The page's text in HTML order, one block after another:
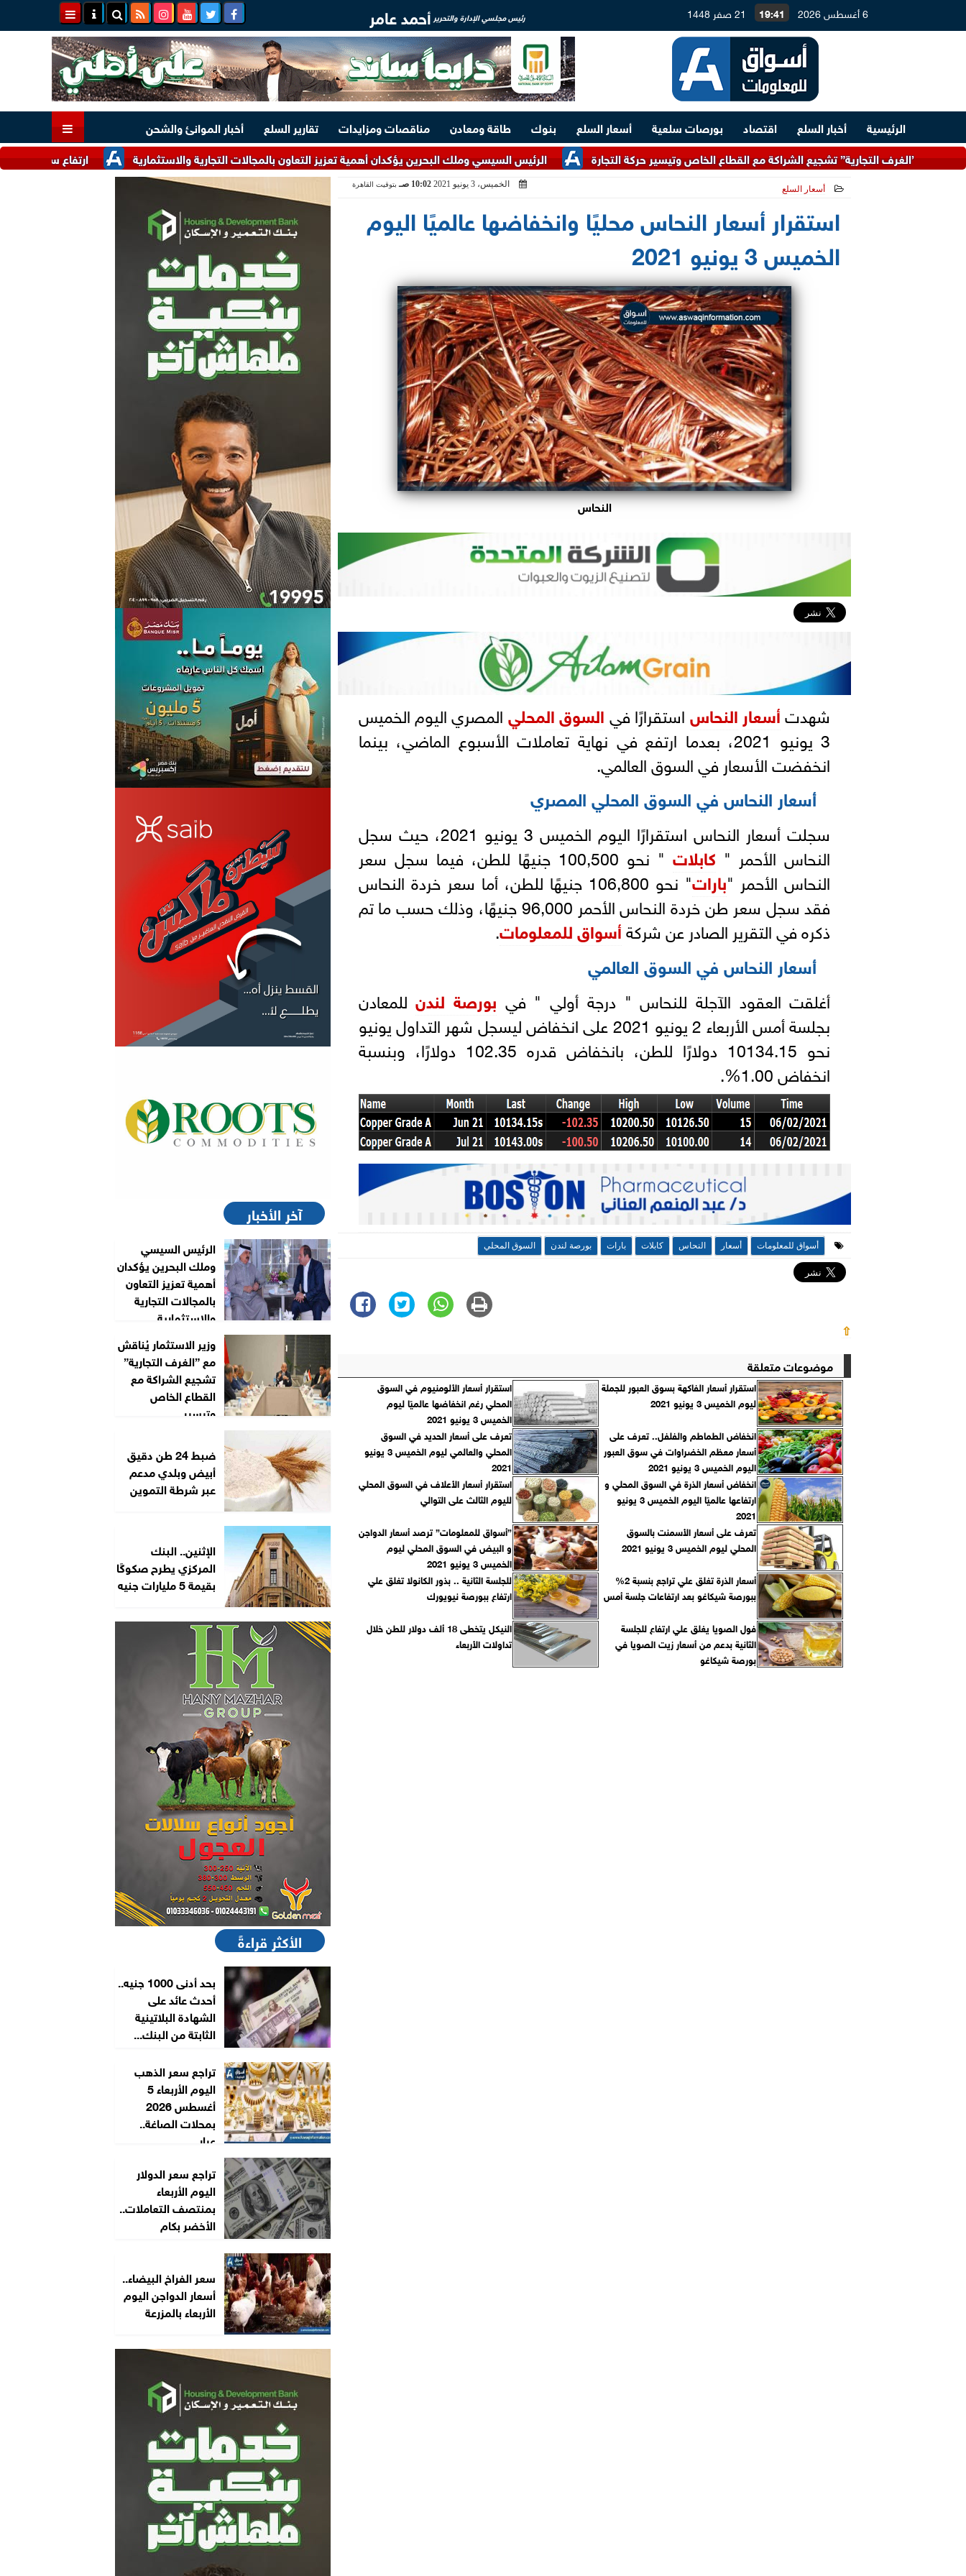
6 أغسطس 2026 19:41 21 صفر 1448 رئيس مجلسي الإدارة والتحرير أحمد عامر
الرئيسية أخبار السلع اقتصاد بورصات سلعية أسعار السلع بنوك طاقة ومعادن مناقصات ومزايدات تقارير السلع
أخبار الموانئ والشحن
ارتفاع سعر الذهب اليوم الخميس 6 أغسطس 2026 بختام التعاملات..
الرئيس السيسي وملك البحرين يؤكدان أهمية تعزيز التعاون بالمجالات التجارية والاستثمارية التجارية” تشجيع الشراكة مع القطاع الخاص وتيسير حركة التجارة
أسعار السلع الخميس، 3 يونيو 2021 10:02 صـ بتوقيت القاهرة
استقرار أسعار النحاس محليًا وانخفاضها عالميًا اليوم
الخميس 3 يونيو 2021
النحاس
شهدتأسعار النحاساستقرارًا فيالسوق المحليالمصري اليوم الخميس
3 يونيو 2021، بعدما ارتفع في نهاية تعاملات الأسبوع الماضي، بينما
انخفضت الأسعار في السوق العالمي.
أسعار النحاس في السوق المحلي المصري
سجلت أسعار النحاس استقرارًا اليوم الخميس 3 يونيو 2021، حيث سجل
النحاس الأحمر " كابلات
" نحو 100,500 جنيهًا للطن، فيما سجل سعر
النحاس الأحمر "بارات
" نحو 106,800 جنيهًا للطن، أما سعر خردة النحاس
فقد سجل سعر طن خردة النحاس الأحمر 96,000 جنيهًا، وذلك حسب ما تم
ذكره في التقرير الصادر عن شركةأسواق للمعلومات.
أسعار النحاس في السوق العالمي
أغلقت العقود الآجلة للنحاس " درجة أولي " في بورصة لندنللمعادن
بجلسة أمس الأربعاء 2 يونيو 2021 على انخفاض ليسجل شهر التداول يونيو
نحو 10134.15 دولارًا للطن، بانخفاض قدره 102.35 دولارًا، وبنسبة
انخفاض 1.00%.
أسواق للمعلومات أسعار النحاس كابلات بارات بورصة لندن السوق المحلي
⇧
موضوعات متعلقة
استقرار أسعار الفاكهة بسوق العبور للجملة
ليوم الخميس 3 يونيو 2021
استقرار أسعار الألومنيوم في السوق
المحلي رغم انخفاضها عالميًا ليوم
الخميس 3 يونيو 2021
انخفاض الطماطم والفلفل.. تعرف على
أسعار معظم الخضراوات في سوق العبور
اليوم الخميس 3 يونيو 2021
تعرف على أسعار الحديد في السوق
المحلي والعالمي ليوم الخميس 3 يونيو
2021
انخفاض أسعار الذرة في السوق المحلي و
ارتفاعها عالميًا اليوم الخميس 3 يونيو
2021
استقرار أسعار الأعلاف في السوق المحلي
لليوم الثالث على التوالي
تعرف على أسعار الأسمنت بالسوق
المحلي ليوم الخميس 3 يونيو 2021
”أسواق للمعلومات” ترصد أسعار الدواجن
و البيض في السوق المحلي ليوم
الخميس 3 يونيو 2021
أسعار الذرة تغلق علي تراجع بنسبة 2%
ببورصة شيكاغو بعد ارتفاعات جلسة أمس
للجلسة الثانية .. بذور الكانولا تغلق علي
ارتفاع ببورصة نيويورك
فول الصويا يغلق علي ارتفاع للجلسة
الثانية بدعم من أسعار زيت الصويا في
بورصة شيكاغو
النيكل يتخطى 18 ألف دولار للطن خلال
تداولات الأربعاء
آخر الأخبار
الرئيس السيسي
وملك البحرين يؤكدان
أهمية تعزيز التعاون
بالمجالات التجارية
والاستثمارية
وزير الاستثمار يُناقش
مع ”الغرف التجارية”
تشجيع الشراكة مع
القطاع الخاص
وتيسير...
ضبط 24 طن دقيق
أبيض وبلدي مدعم
عبر شرطة التموين
الإثنين.. البنك
المركزي يطرح صكوكًا
بقيمة 5 مليارات جنيه
الأكثر قراءةً
بحد أدنى 1000 جنيه..
أحدث عائد على
الشهادة البلاتينية
الثابتة من البنك...
تراجع سعر الذهب
اليوم الأربعاء 5
أغسطس 2026
بمحلات الصاغة..
عيار...
تراجع سعر الدولار
اليوم الأربعاء
بمنتصف التعاملات..
الأخضر بكام
سعر الفراخ البيضاء..
أسعار الدواجن اليوم
الأربعاء بالمزرعة